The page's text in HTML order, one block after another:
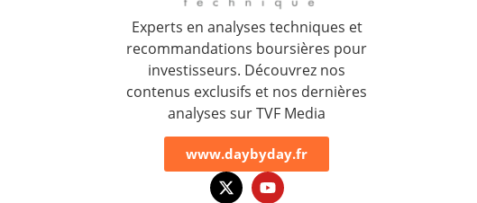
Experts en analyses techniques et
recommandations boursières pour
investisseurs. Découvrez nos
contenus exclusifs et nos dernières
analyses sur TVF Media
www.daybyday.fr